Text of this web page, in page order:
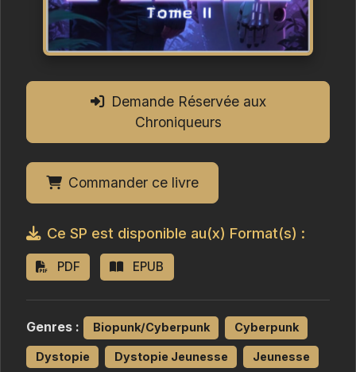
Demande Réservée aux
Chroniqueurs
Commander ce livre
Ce SP est disponible au(x) Format(s) :
PDF EPUB
Genres : Biopunk/Cyberpunk Cyberpunk
Dystopie Dystopie Jeunesse Jeunesse